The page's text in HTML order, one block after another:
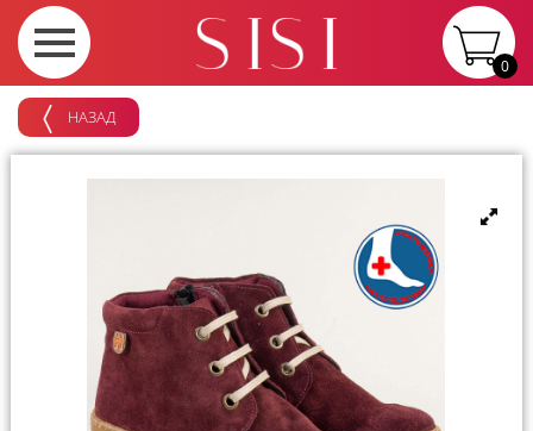
0
НАЗАД